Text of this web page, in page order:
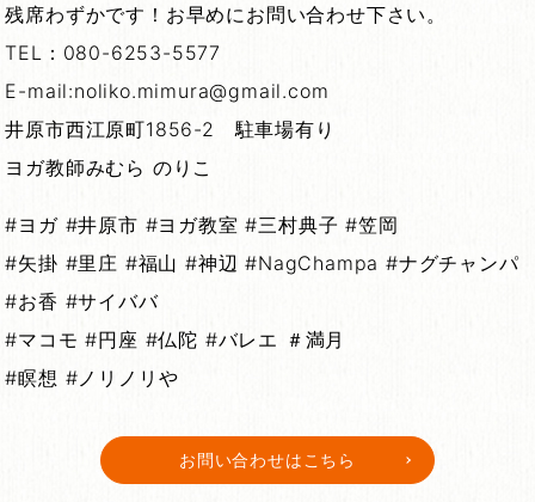
残席わずかです！お早めにお問い合わせ下さい。
TEL：080-6253-5577
E-mail:noliko.mimura@gmail.com
井原市西江原町1856-2 駐車場有り
ヨガ教師みむら のりこ
#ヨガ #井原市 #ヨガ教室 #三村典子 #笠岡
#矢掛 #里庄 #福山 #神辺 #NagChampa #ナグチャンパ
#お香 #サイババ
#マコモ #円座 #仏陀 #バレエ ＃満月
#瞑想 #ノリノリや
お問い合わせはこちら